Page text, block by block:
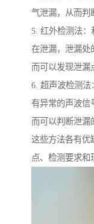
气泄漏，从而判
5. 红外检测法
在泄漏，泄漏处
而可以发现泄漏
6. 超声波检测
有异常的声波信
而可以判断泄漏
这些方法各有优
点、检测要求和